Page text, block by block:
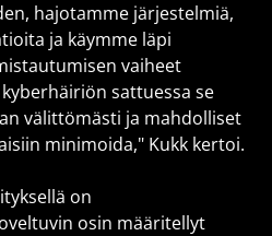
hajotamme järjestelmiä,
ja käymme läpi
vaiheet
sattuessa se
välittömästi ja mahdolliset
minimoida," Kukk kertoi.
on
osin määritellyt